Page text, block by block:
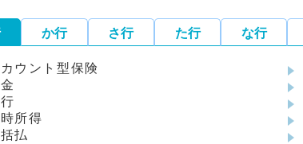
か行 さ行 た行 な行
ウント型保険
所得
払